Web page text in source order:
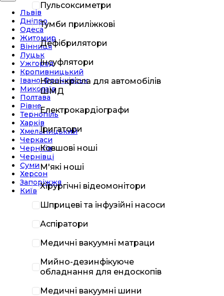
Пульсоксиметри
Тумби приліжкові
Дефібрилятори
Інсуфлятори
Ноші-крісла для автомобілів
ШМД
Електрокардіографи
Іригатори
Ковшові ноші
М'які ноші
Хірургічні відеомонітори
Шприцеві та інфузійні насоси
Аспіратори
Медичні вакуумні матраци
Мийно-дезинфікуюче
обладнання для ендоскопів
Медичні вакуумні шини
Львів
Дніпро
Одеса
Житомир
Вінниця
Луцьк
Ужгород
Кропивницький
Івано-Франківськ
Миколаїв
Полтава
Рівне
Тернопіль
Харків
Хмельницький
Черкаси
Чернігів
Чернівці
Суми
Херсон
Запоріжжя
Київ